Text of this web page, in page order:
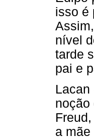
isso é
nível
tarde
pai e
Lacan
noção
a